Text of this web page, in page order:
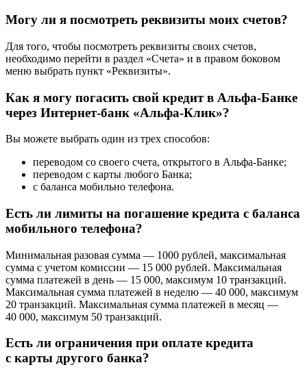
Могу ли я посмотреть реквизиты моих счетов?
Для того, чтобы посмотреть реквизиты своих счетов,
необходимо перейти в раздел «Счета» и в правом боковом
меню выбрать пункт «Реквизиты».
Как я могу погасить свой кредит в Альфа-Банке
через Интернет-банк «Альфа-Клик»?
Вы можете выбрать один из трех способов:
переводом со своего счета, открытого в Альфа-Банке;
переводом с карты любого Банка;
с баланса мобильно телефона.
Есть ли лимиты на погашение кредита с баланса
мобильного телефона?
Минимальная разовая сумма — 1000 рублей, максимальная
сумма с учетом комиссии — 15 000 рублей. Максимальная
сумма платежей в день — 15 000, максимум 10 транзакций.
Максимальная сумма платежей в неделю — 40 000, максимум
20 транзакций. Максимальная сумма платежей в месяц —
40 000, максимум 50 транзакций.
Есть ли ограничения при оплате кредита
с карты другого банка?